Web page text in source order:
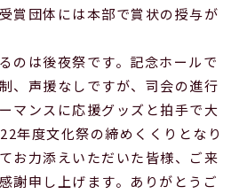
賞団体には本部で賞状の授与が
のは後夜祭です。記念ホールで
、声援なしですが、司会の進行
マンスに応援グッズと拍手で大
年度文化祭の締めくくりとなり
お力添えいただいた皆様、ご来
謝申し上げます。ありがとうご